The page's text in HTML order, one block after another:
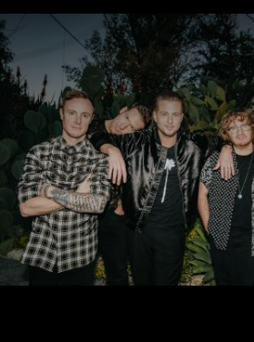
OneRepublic
Home News Musik Videos
Pressebilder "Runaway" 2023